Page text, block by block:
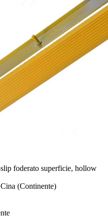
foderato superficie, hollow
(Continente)